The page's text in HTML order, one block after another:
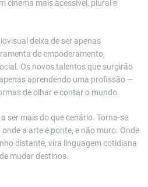
cinema mais acessível, plural e
deixa de ser apenas
de empoderamento,
Os novos talentos que surgirão
aprendendo uma profissão —
de olhar e contar o mundo.
ser mais do que cenário. Torna-se
a arte é ponte, e não muro. Onde
distante, vira linguagem cotidiana
mudar destinos.